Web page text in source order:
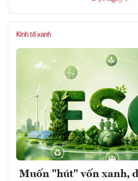
Kinh tế xanh
Muốn "hút" vốn xanh,